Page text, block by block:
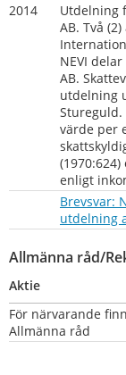
2014
Utdelning
AB. Två
NEVI
AB.
utdelning
värde per
enligt
Brevsvar:
utdelning
Allmänna råd/
Aktie
För närvarande
Allmänna råd